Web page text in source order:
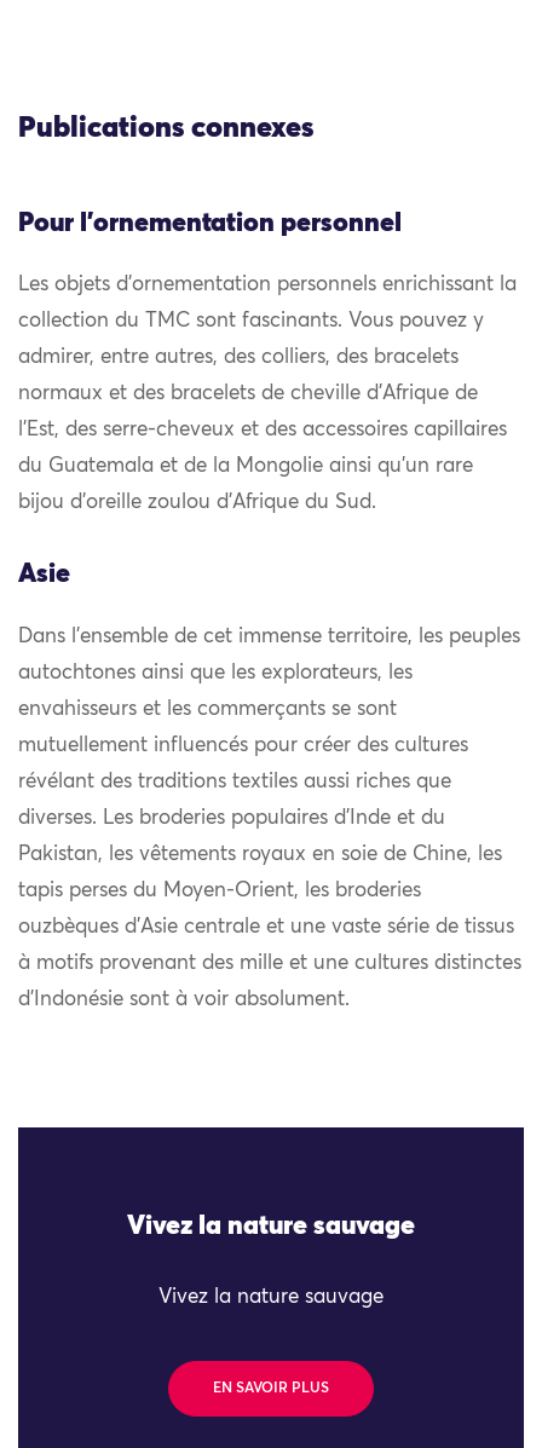
Publications connexes
Pour l'ornementation personnel
Les objets d’ornementation personnels enrichissant la
collection du TMC sont fascinants. Vous pouvez y
admirer, entre autres, des colliers, des bracelets
normaux et des bracelets de cheville d’Afrique de
l’Est, des serre-cheveux et des accessoires capillaires
du Guatemala et de la Mongolie ainsi qu’un rare
bijou d’oreille zoulou d’Afrique du Sud.
Asie
Dans l’ensemble de cet immense territoire, les peuples
autochtones ainsi que les explorateurs, les
envahisseurs et les commerçants se sont
mutuellement influencés pour créer des cultures
révélant des traditions textiles aussi riches que
diverses. Les broderies populaires d’Inde et du
Pakistan, les vêtements royaux en soie de Chine, les
tapis perses du Moyen-Orient, les broderies
ouzbèques d’Asie centrale et une vaste série de tissus
à motifs provenant des mille et une cultures distinctes
d’Indonésie sont à voir absolument.
Vivez la nature sauvage
Vivez la nature sauvage
EN SAVOIR PLUS